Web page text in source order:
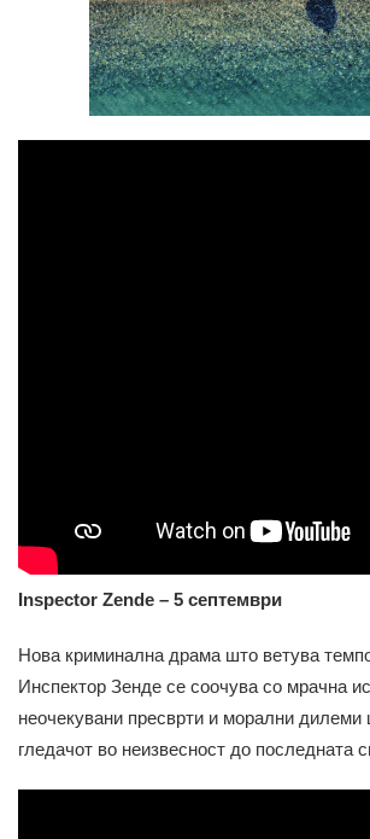
Inspector Zende – 5 септември
Нова криминална драма што ветува
Инспектор Зенде се соочува со мрачна
неочекувани пресврти и морални дилеми
гледачот во неизвесност до последната